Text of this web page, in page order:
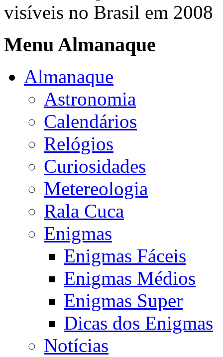
visíveis no Brasil em 2008
Menu Almanaque
Almanaque
Astronomia
Calendários
Relógios
Curiosidades
Metereologia
Rala Cuca
Enigmas
Enigmas Fáceis
Enigmas Médios
Enigmas Super
Dicas dos Enigmas
Notícias